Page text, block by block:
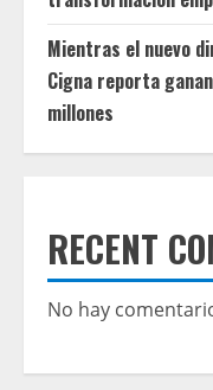
Mientras el nuevo
Cigna reporta
millones
RECENT
No hay